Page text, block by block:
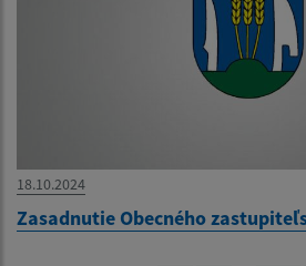
18.10.2024
Zasadnutie Obecného